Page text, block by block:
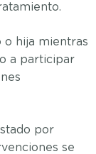
o hija mientras
a participar
por
se